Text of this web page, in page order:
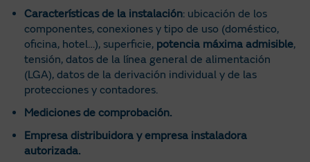
Características de la instalación: ubicación de los
componentes, conexiones y tipo de uso (doméstico,
oficina, hotel…), superficie, potencia máxima admisible,
tensión, datos de la línea general de alimentación
(LGA), datos de la derivación individual y de las
protecciones y contadores.
Mediciones de comprobación.
Empresa distribuidora y empresa instaladora
autorizada.